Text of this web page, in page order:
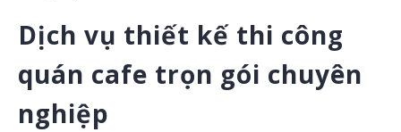
Dịch vụ thiết kế thi công
quán cafe trọn gói chuyên
nghiệp